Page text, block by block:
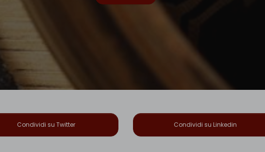
Condividi su Twitter Condividi su Linkedin